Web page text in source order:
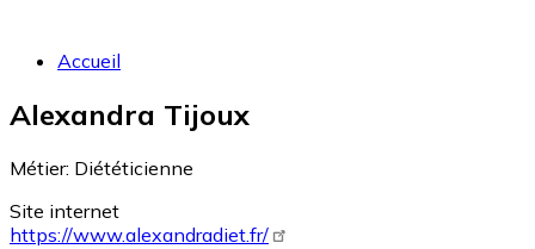
Accueil
Alexandra Tijoux
Métier: Diététicienne
Site internet
https://www.alexandradiet.fr/